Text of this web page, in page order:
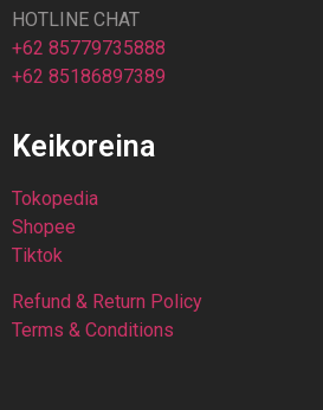
HOTLINE CHAT
+62 85779735888
+62 85186897389
Keikoreina
Tokopedia
Shopee
Tiktok
Refund & Return Policy
Terms & Conditions